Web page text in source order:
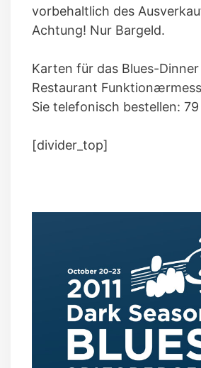
vorbehaltlich des
Achtung! Nur Bargeld.
Karten für das Blues-Dinner
Restaurant
Sie telefonisch bestellen:
[divider_top]